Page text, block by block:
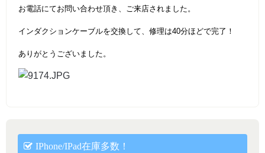
お電話にてお問い合わせ頂き、ご来店されました。
インダクションケーブルを交換して、修理は40分ほどで完了！
ありがとうございました。
IPhone/iPad在庫多数！